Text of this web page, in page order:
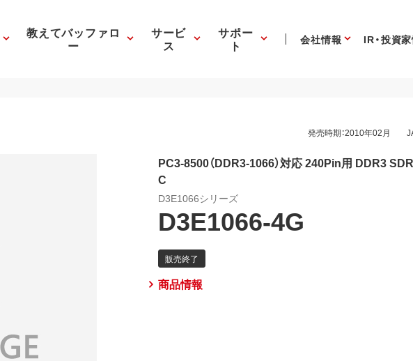
教えてバッファロ
ー
サービ
ス
サポー
ト 会社情報 IR・投資
発売時期：2010年02月
PC3-8500（DDR3-1066）対応 240Pin用 DDR3
C
D3E1066シリーズ
D3E1066-4G
商品情報